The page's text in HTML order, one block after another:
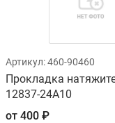
Артикул:460-90460
Прокладка
12837-24A10
от 400 ₽